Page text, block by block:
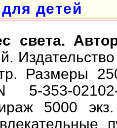
детей
света.
Размеры
5-353-
5000